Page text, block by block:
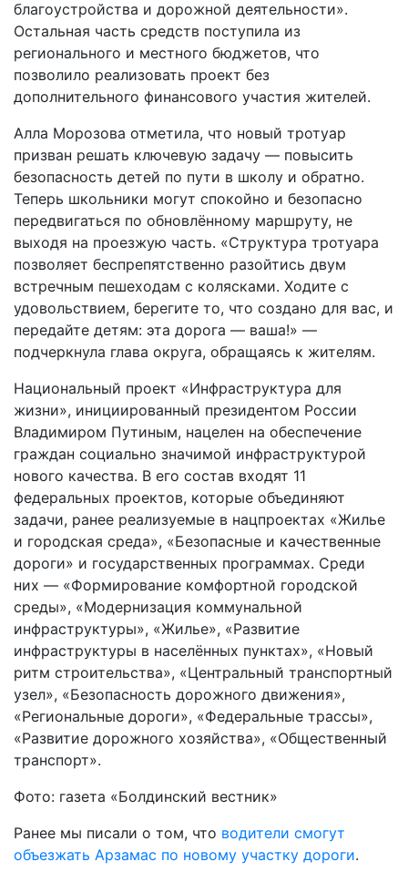
благоустройства и дорожной деятельности».
Остальная часть средств поступила из
регионального и местного бюджетов, что
позволило реализовать проект без
дополнительного финансового участия жителей.
Алла Морозова отметила, что новый тротуар
призван решать ключевую задачу — повысить
безопасность детей по пути в школу и обратно.
Теперь школьники могут спокойно и безопасно
передвигаться по обновлённому маршруту, не
выходя на проезжую часть. «Структура тротуара
позволяет беспрепятственно разойтись двум
встречным пешеходам с колясками. Ходите с
удовольствием, берегите то, что создано для вас, и
передайте детям: эта дорога — ваша!» —
подчеркнула глава округа, обращаясь к жителям.
Национальный проект «Инфраструктура для
жизни», инициированный президентом России
Владимиром Путиным, нацелен на обеспечение
граждан социально значимой инфраструктурой
нового качества. В его состав входят 11
федеральных проектов, которые объединяют
задачи, ранее реализуемые в нацпроектах «Жилье
и городская среда», «Безопасные и качественные
дороги» и государственных программах. Среди
них — «Формирование комфортной городской
среды», «Модернизация коммунальной
инфраструктуры», «Жилье», «Развитие
инфраструктуры в населённых пунктах», «Новый
ритм строительства», «Центральный транспортный
узел», «Безопасность дорожного движения»,
«Региональные дороги», «Федеральные трассы»,
«Развитие дорожного хозяйства», «Общественный
транспорт».
Фото: газета «Болдинский вестник»
Ранее мы писали о том, что водители смогут
объезжать Арзамас по новому участку дороги.